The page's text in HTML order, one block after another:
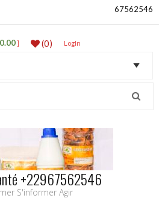
67562546
] (0) LogIn
+22967562546
S'informer Agir